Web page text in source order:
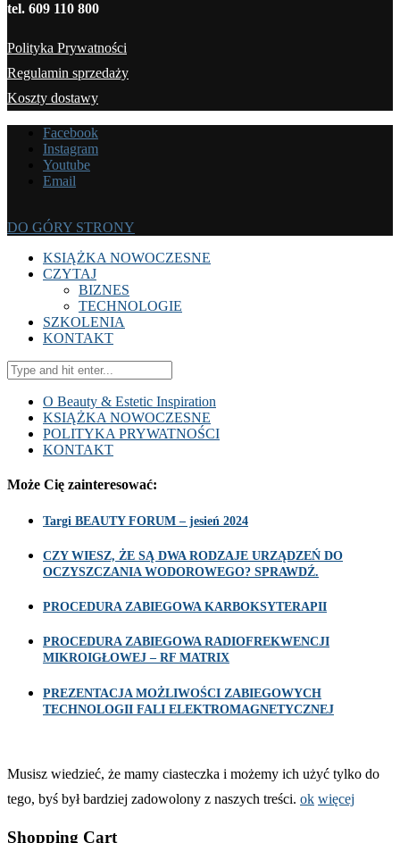
tel. 609 110 800
Polityka Prywatności
Regulamin sprzedaży
Koszty dostawy
Facebook
Instagram
Youtube
Email
DO GÓRY STRONY
KSIĄŻKA NOWOCZESNE
CZYTAJ
BIZNES
TECHNOLOGIE
SZKOLENIA
KONTAKT
O Beauty & Estetic Inspiration
KSIĄŻKA NOWOCZESNE
POLITYKA PRYWATNOŚCI
KONTAKT
Może Cię zainteresować:
Targi BEAUTY FORUM – jesień 2024
CZY WIESZ, ŻE SĄ DWA RODZAJE URZĄDZEŃ DO
OCZYSZCZANIA WODOROWEGO? SPRAWDŹ.
PROCEDURA ZABIEGOWA KARBOKSYTERAPII
PROCEDURA ZABIEGOWA RADIOFREKWENCJI
MIKROIGŁOWEJ – RF MATRIX
PREZENTACJA MOŻLIWOŚCI ZABIEGOWYCH
TECHNOLOGII FALI ELEKTROMAGNETYCZNEJ
Musisz wiedzieć, że mamy ciasteczka i możemy ich użyć tylko do
tego, byś był bardziej zadowolony z naszych treści. ok więcej
Shopping Cart